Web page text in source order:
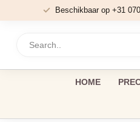
Beschikbaar op +31
HOME